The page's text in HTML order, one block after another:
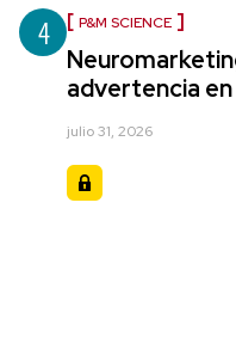
4 P&M SCIENCE
advertencia
julio 31, 2026